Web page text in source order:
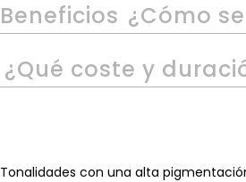
Beneficios ¿Cómo
¿Qué coste y
Tonalidades con una alta